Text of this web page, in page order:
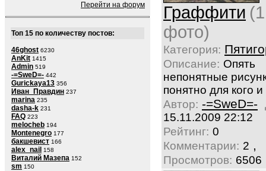
Перейти на форум
Топ 15 по количеству постов:
46ghost 6230
AnKit 1415
Admin 519
-=SweD=- 442
Gurickaya13 356
Иван_Правдин 237
marina 235
dasha-k 231
FAQ 223
melocheb 194
Montenegro 177
бакшевист 166
alex_nail 158
Виталий Мазепа 152
sm 150
Граффити (1
фото)
Категория:
Описание: Опять
непонятные
понятно для кого
Автор: -=SweD=-
15.11.2009 22:12
Рейтинг: 0
Комментарии: 2 ,
Просмотров: 6506